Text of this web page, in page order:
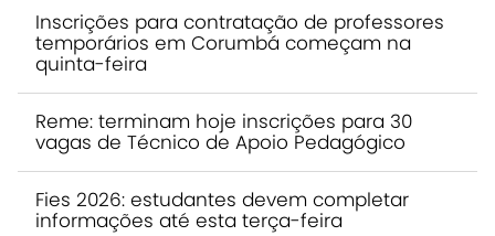
Inscrições para contratação de professores
temporários em Corumbá começam na
quinta-feira
Reme: terminam hoje inscrições para 30
vagas de Técnico de Apoio Pedagógico
Fies 2026: estudantes devem completar
informações até esta terça-feira